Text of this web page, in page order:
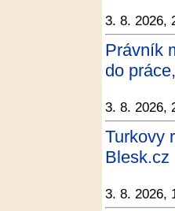
3. 8. 2026,
Právník
do
3. 8. 2026,
Turkovy
Blesk.cz
3. 8. 2026,